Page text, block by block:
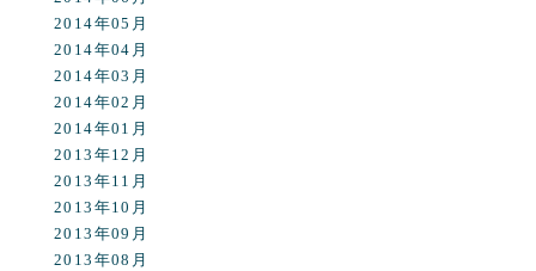
2014年05月
2014年04月
2014年03月
2014年02月
2014年01月
2013年12月
2013年11月
2013年10月
2013年09月
2013年08月